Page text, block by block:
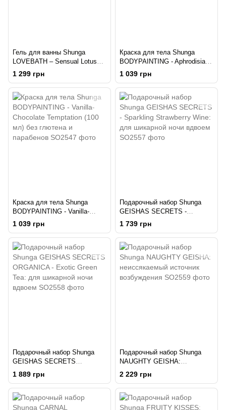
Гель для ванны Shunga
LOVEBATH – Sensual Lotus
575 г, делает воду ароматным
желе со SPA-эффектом
1 299 грн
Краска для тела Shunga
BODYPAINTING - Aphrodisiac
chocolate (100 мл) без
глютена и парабенов
1 039 грн
Краска для тела Shunga
BODYPAINTING - Vanilla-
Chocolate Temptation (100 мл)
без глютена и парабенов
1 039 грн
Подарочный набор Shunga
GEISHAS SECRETS -
Sparkling Strawberry Wine: для
шикарной ночи вдвоем
1 739 грн
Подарочный набор Shunga
GEISHAS SECRETS
ORGANICA - Exotic Green Tea:
для шикарной ночи вдвоем
1 889 грн
Подарочный набор Shunga
NAUGHTY GEISHA:
неиссякаемый источник
возбуждения
2 229 грн